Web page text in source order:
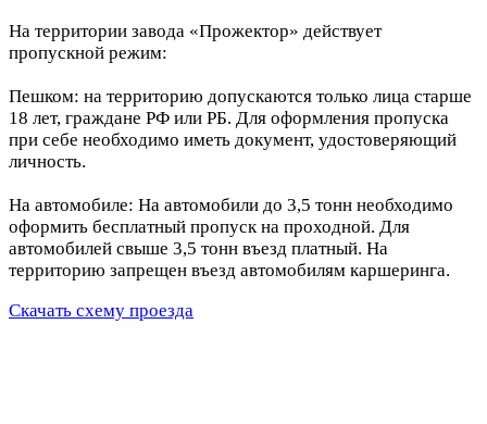
На территории завода «Прожектор» действует
пропускной режим:
Пешком: на территорию допускаются только лица старше
18 лет, граждане РФ или РБ. Для оформления пропуска
при себе необходимо иметь документ, удостоверяющий
личность.
На автомобиле: На автомобили до 3,5 тонн необходимо
оформить бесплатный пропуск на проходной. Для
автомобилей свыше 3,5 тонн въезд платный. На
территорию запрещен въезд автомобилям каршеринга.
Скачать схему проезда